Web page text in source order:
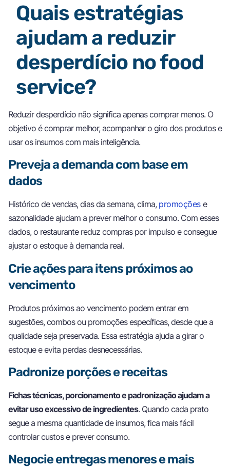
Quais estratégias
ajudam a reduzir
desperdício no food
service?
Reduzir desperdício não significa apenas comprar menos. O
objetivo é comprar melhor, acompanhar o giro dos produtos e
usar os insumos com mais inteligência.
Preveja a demanda com base em
dados
Histórico de vendas, dias da semana, clima, promoçõese
sazonalidade ajudam a prever melhor o consumo. Com esses
dados, o restaurante reduz compras por impulso e consegue
ajustar o estoque à demanda real.
Crie ações para itens próximos ao
vencimento
Produtos próximos ao vencimento podem entrar em
sugestões, combos ou promoções específicas, desde que a
qualidade seja preservada. Essa estratégia ajuda a girar o
estoque e evita perdas desnecessárias.
Padronize porções e receitas
Fichas técnicas, porcionamento e padronização ajudam a
evitar uso excessivo de ingredientes. Quando cada prato
segue a mesma quantidade de insumos, fica mais fácil
controlar custos e prever consumo.
Negocie entregas menores e mais